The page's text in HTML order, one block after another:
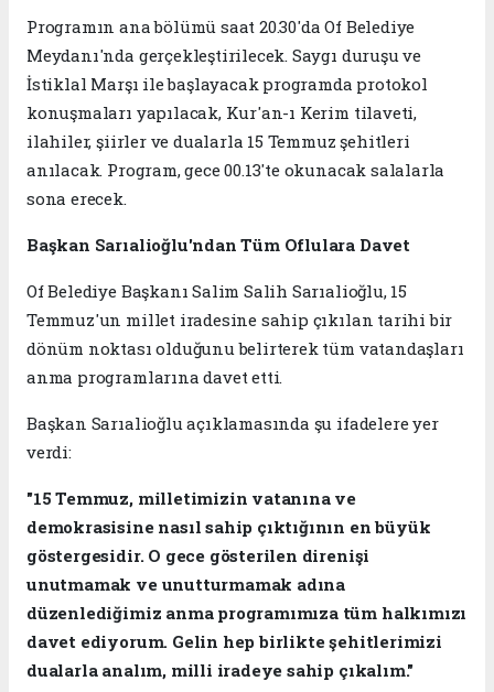
Programın ana bölümü saat 20.30'da Of Belediye
Meydanı'nda gerçekleştirilecek. Saygı duruşu ve
İstiklal Marşı ile başlayacak programda protokol
konuşmaları yapılacak, Kur'an-ı Kerim tilaveti,
ilahiler, şiirler ve dualarla 15 Temmuz şehitleri
anılacak. Program, gece 00.13'te okunacak salalarla
sona erecek.
Başkan Sarıalioğlu'ndan Tüm Oflulara Davet
Of Belediye Başkanı Salim Salih Sarıalioğlu, 15
Temmuz'un millet iradesine sahip çıkılan tarihi bir
dönüm noktası olduğunu belirterek tüm vatandaşları
anma programlarına davet etti.
Başkan Sarıalioğlu açıklamasında şu ifadelere yer
verdi:
"15 Temmuz, milletimizin vatanına ve
demokrasisine nasıl sahip çıktığının en büyük
göstergesidir. O gece gösterilen direnişi
unutmamak ve unutturmamak adına
düzenlediğimiz anma programımıza tüm halkımızı
davet ediyorum. Gelin hep birlikte şehitlerimizi
dualarla analım, milli iradeye sahip çıkalım."